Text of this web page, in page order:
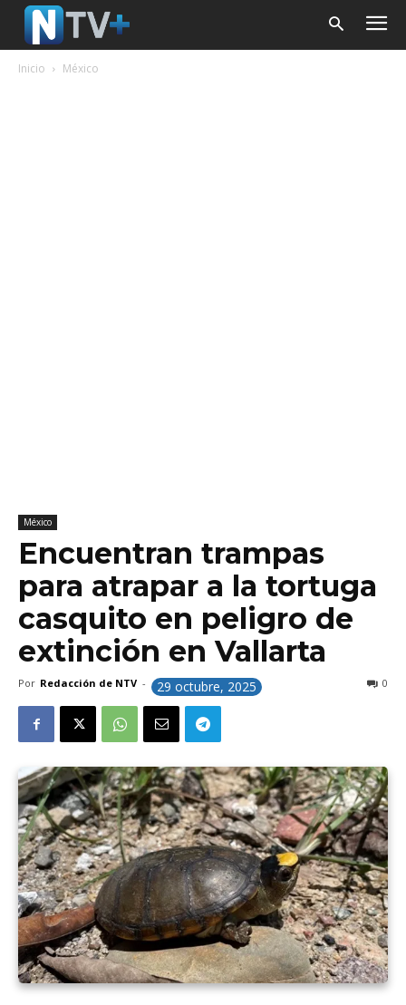
Inicio México
México
Encuentran trampas
para atrapar a la tortuga
casquito en peligro de
extinción en Vallarta
Por Redacción de NTV - 29 octubre, 2025 0